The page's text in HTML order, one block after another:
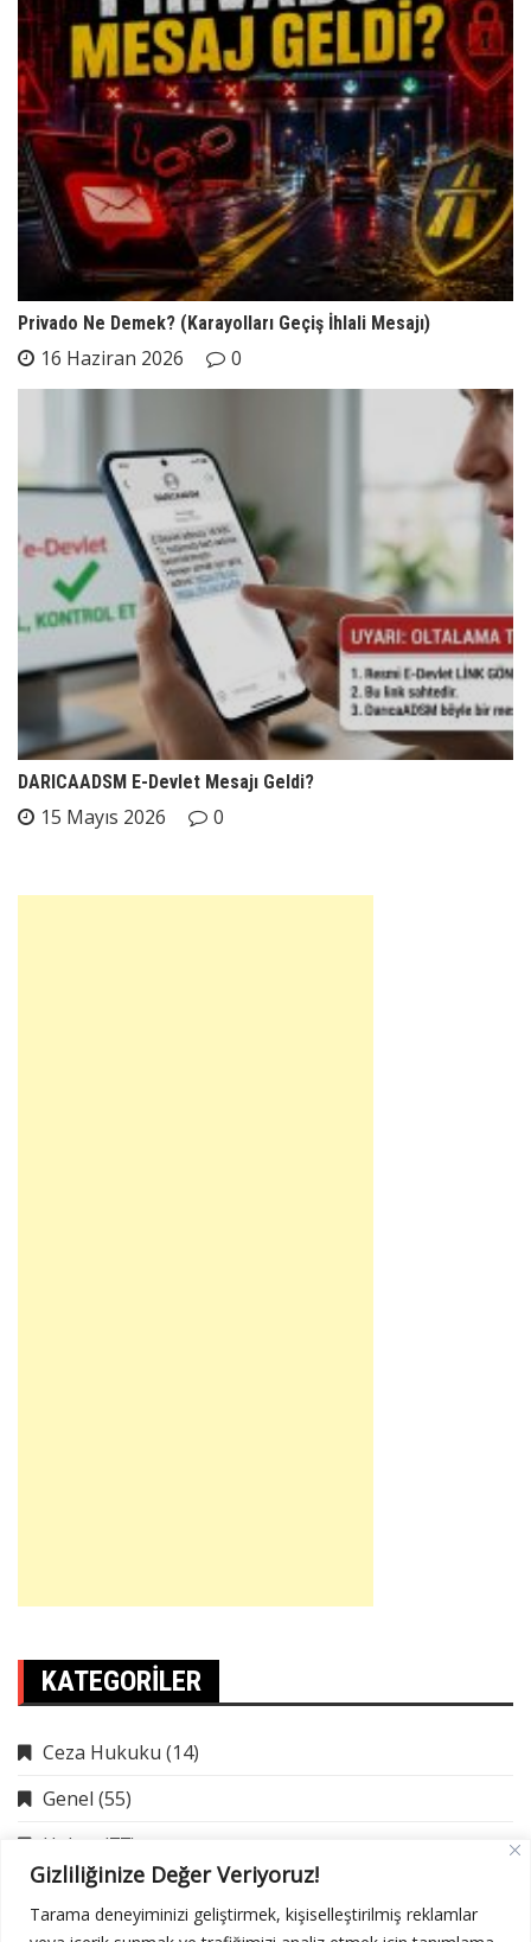
Gizliliğinize Değer Veriyoruz!
Tarama deneyiminizi geliştirmek, kişiselleştirilmiş reklamlar
Privado Ne Demek? (Karayolları Geçiş İhlali Mesajı)
16 Haziran 2026 0
DARICAADSM E-Devlet Mesajı Geldi?
15 Mayıs 2026 0
KATEGORILER
Ceza Hukuku (14)
Genel (55)
Haber
(77)
İcra Hukuku (9)